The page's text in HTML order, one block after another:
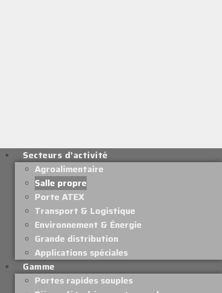
Secteurs d’activité
Agroalimentaire
Salle propre
Porte ATEX
Transport & Logistique
Environnement & Énergie
Grande distribution
Applications spéciales
Gamme
Portes rapides souples